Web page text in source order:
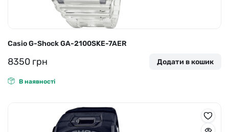
Casio G-Shock GA-2100SKE-7AER
8350 грн Додати в кошик
В наявності